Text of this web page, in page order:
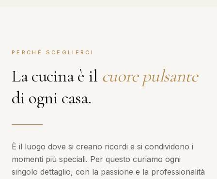
PERCHÉ SCEGLIERCI
La cucina è il cuore pulsante
di ogni casa.
È il luogo dove si creano ricordi e si condividono i
momenti più speciali. Per questo curiamo ogni
singolo dettaglio, con la passione e la professionalità